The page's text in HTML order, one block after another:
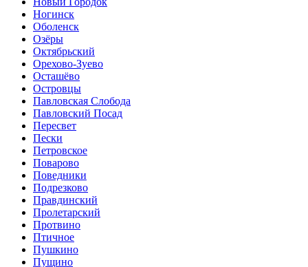
Ногинск
Оболенск
Озёры
Октябрьский
Орехово-Зуево
Осташёво
Островцы
Павловская Слобода
Павловский Посад
Пересвет
Пески
Петровское
Поварово
Поведники
Подрезково
Правдинский
Пролетарский
Протвино
Птичное
Пушкино
Пущино